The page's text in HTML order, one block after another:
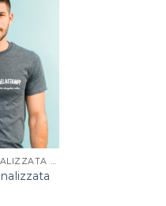
STAMPA PERSONALIZZATA MAGLIETTE